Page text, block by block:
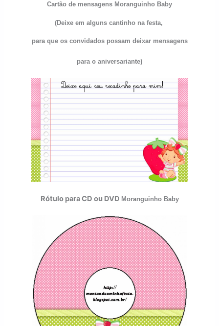
Cartão de mensagens Moranguinho Baby
(Deixe em alguns cantinho na festa,
para que os convidados possam deixar mensagens
para o aniversariante)
Rótulo para CD ou DVD Moranguinho Baby